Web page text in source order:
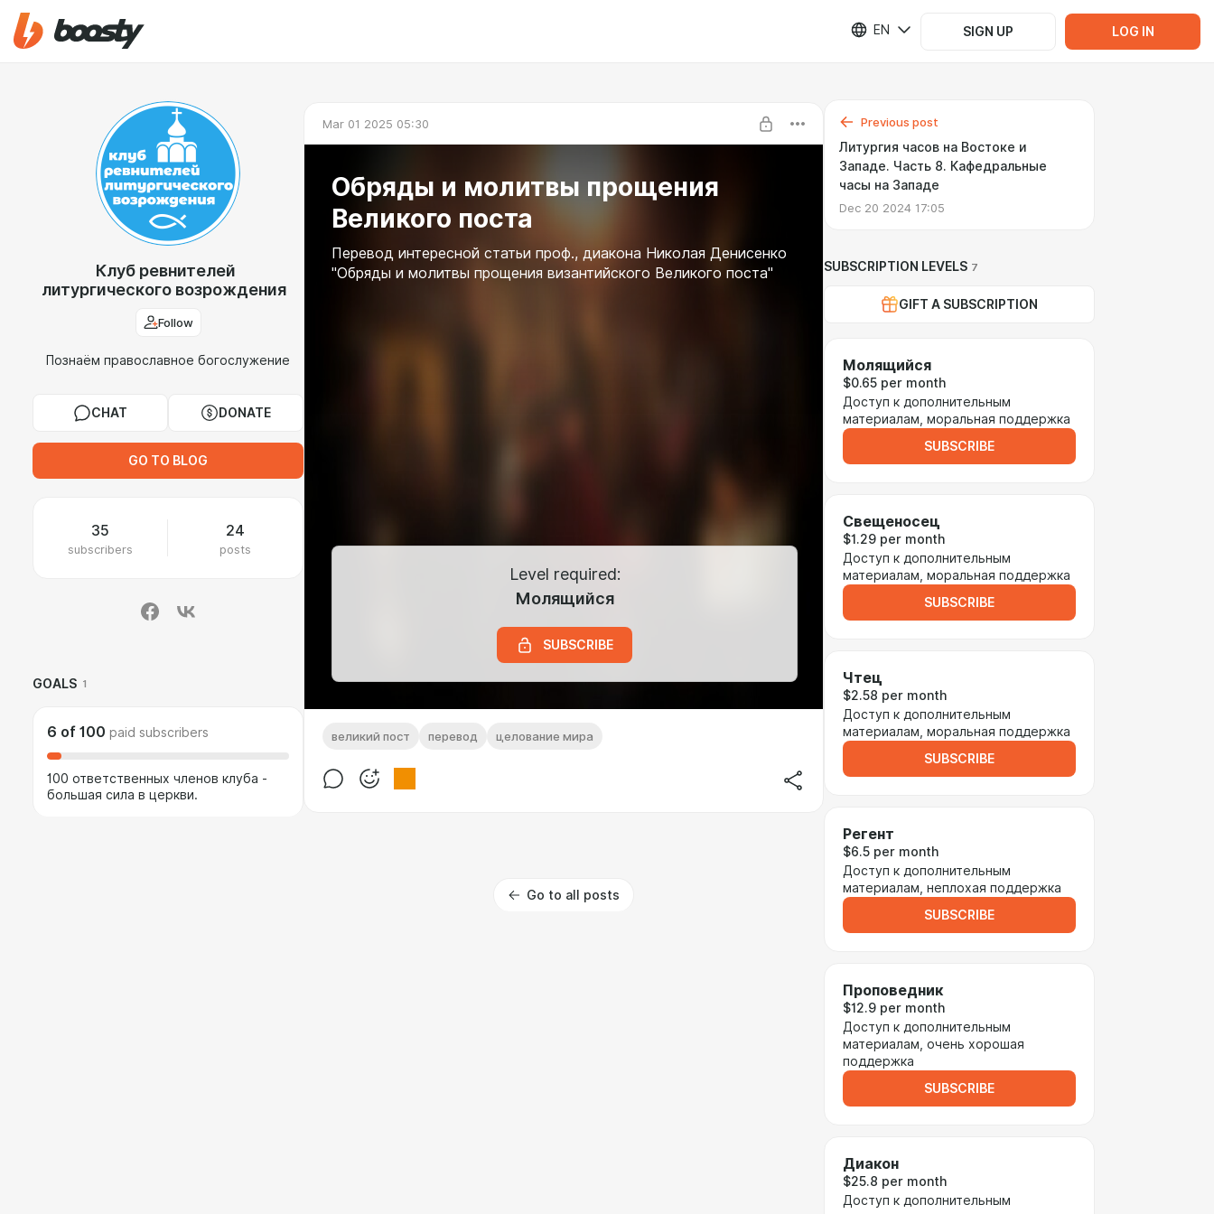
EN SIGN UP LOG IN
Клуб ревнителей
литургического возрождения
Follow
Познаём православное богослужение
CHAT DONATE
GO TO BLOG
35
subscribers
24
posts
GOALS 1
6 of 100 paid subscribers
100 ответственных членов клуба -
большая сила в церкви.
Mar 01 2025 05:30
Обряды и молитвы прощения
Великого поста
Перевод интересной статьи проф., диакона Николая Денисенко
"Обряды и молитвы прощения византийского Великого поста"
Level required:
Молящийся
SUBSCRIBE
великий пост перевод целование мира
Go to all posts
Previous post
Литургия часов на Востоке и
Западе. Часть 8. Кафедральные
часы на Западе
Dec 20 2024 17:05
SUBSCRIPTION LEVELS 7
GIFT A SUBSCRIPTION
Молящийся
$0.65 per month
Доступ к дополнительным
материалам, моральная поддержка
SUBSCRIBE
Свещеносец
$1.29 per month
Доступ к дополнительным
материалам, моральная поддержка
SUBSCRIBE
Чтец
$2.58 per month
Доступ к дополнительным
материалам, моральная поддержка
SUBSCRIBE
Регент
$6.5 per month
Доступ к дополнительным
материалам, неплохая поддержка
SUBSCRIBE
Проповедник
$12.9 per month
Доступ к дополнительным
материалам, очень хорошая
поддержка
SUBSCRIBE
Диакон
$25.8 per month
Доступ к дополнительным